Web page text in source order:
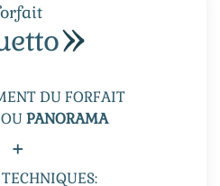
DU FORFAIT
OU PANORAMA
+